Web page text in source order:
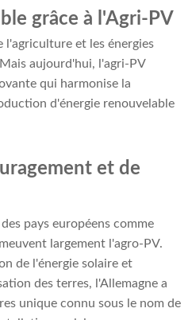
grâce à l'Agri-PV
l'agriculture et les énergies
aujourd'hui, l'agri-PV
qui harmonise la
d'énergie renouvelable
et de
pays européens comme
largement l'agro-PV.
de l'énergie solaire et
des terres, l'Allemagne a
unique connu sous le nom de